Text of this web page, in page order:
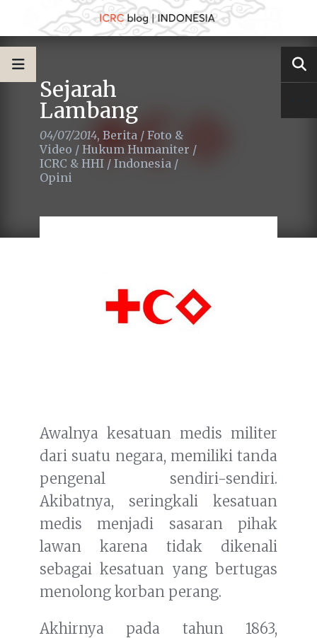
Sejarah
Lambang
04/07/2014, Berita / Foto &
Video / Hukum Humaniter /
ICRC & HHI / Indonesia /
Opini
Awalnya kesatuan medis militer
dari suatu negara, memiliki tanda
pengenal sendiri-sendiri.
Akibatnya, seringkali kesatuan
medis menjadi sasaran pihak
lawan karena tidak dikenali
sebagai kesatuan yang bertugas
menolong korban perang.
Akhirnya pada tahun 1863,